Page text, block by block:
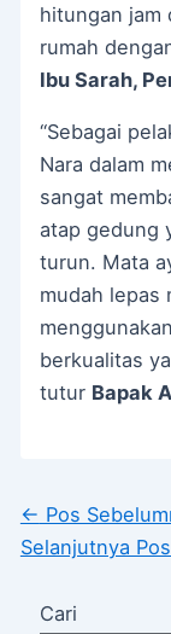
hitungan jam
rumah
Ibu Sarah,
“Sebagai
Nara dalam
sangat
atap gedung
turun. Mata
mudah lepas
berkualitas
tutur Bapak
← Pos
Selanjutnya Pos
Cari